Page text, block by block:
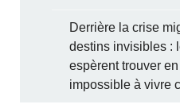
Derrière la crise
destins invisibles :
espèrent trouver
impossible à vivre